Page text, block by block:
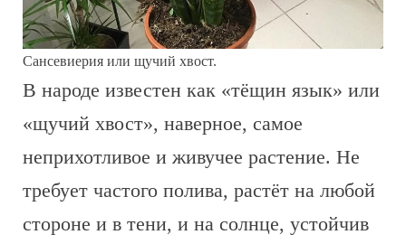
Сансевиерия или щучий хвост.
В народе известен как «тёщин язык» или
«щучий хвост», наверное, самое
неприхотливое и живучее растение. Не
требует частого полива, растёт на любой
стороне и в тени, и на солнце, устойчив